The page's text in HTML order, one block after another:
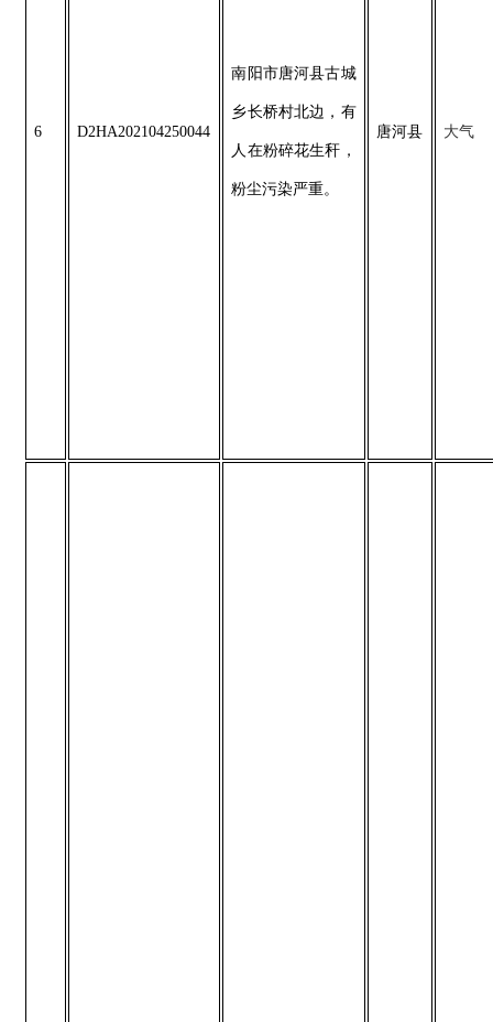
6 D2HA202104250044
南阳市唐河县古城
乡长桥村北边，有
人在粉碎花生秆，
粉尘污染严重。
唐河县 大气